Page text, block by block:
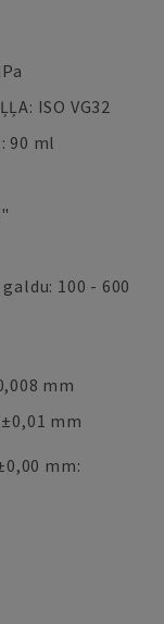
ISO VG32
90 ml
100 - 600
mm
mm
mm: